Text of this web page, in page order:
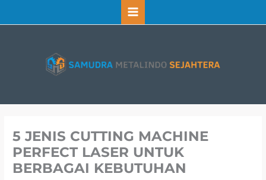
5 JENIS CUTTING MACHINE
PERFECT LASER UNTUK
BERBAGAI KEBUTUHAN